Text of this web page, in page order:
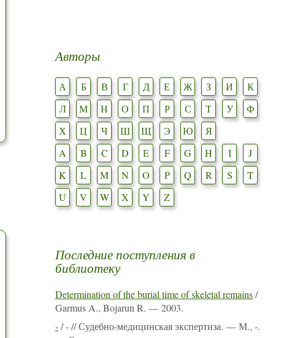
Авторы
А Б В Г Д Е Ж З И
К
Л
М Н О П Р С Т У
Ф
Х
Ц Ч Ш Щ Э Ю
Я
A
B C D E F G H I
J
K
L M N O P Q R S
T
U
V W X Y Z
Последние поступления в
библиотеку
Determination of the burial time of skeletal remains/
Garmus A., Bojarun R. — 2003.
-/ - // Судебно-медицинская экспертиза. — М., -.